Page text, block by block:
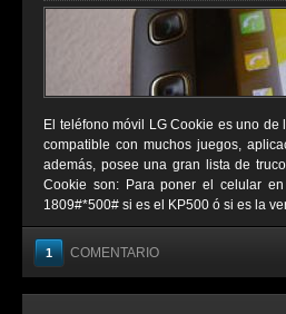
El teléfono móvil LG Cookie es uno
compatible con muchos juegos,
además, posee una gran lista de
Cookie son: Para poner el celular
1809#*500# si es el KP500 ó si es la
1 COMENTARIO